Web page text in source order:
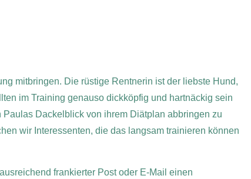
mitbringen. Die rüstige Rentnerin ist der liebste Hund,
im Training genauso dickköpfig und hartnäckig sein
Dackelblick von ihrem Diätplan abbringen zu
wir Interessenten, die das langsam trainieren können
frankierter Post oder E-Mail einen